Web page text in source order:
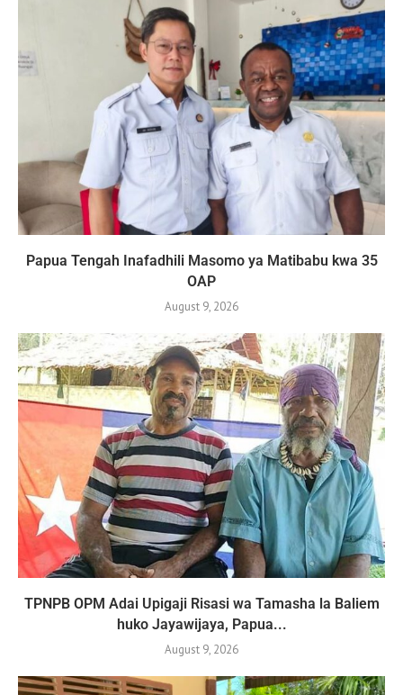
Papua Tengah Inafadhili Masomo ya Matibabu kwa 35
OAP
August 9, 2026
TPNPB OPM Adai Upigaji Risasi wa Tamasha la Baliem
huko Jayawijaya, Papua...
August 9, 2026